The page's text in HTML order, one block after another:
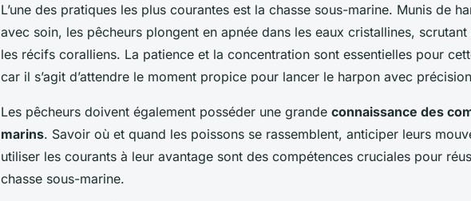
L’une des pratiques les plus courantes est la chasse sous-marine. Munis de
avec soin, les pêcheurs plongent en apnée dans les eaux cristallines,
les récifs coralliens. La patience et la concentration sont essentielles pour
car il s’agit d’attendre le moment propice pour lancer le harpon avec
Les pêcheurs doivent également posséder une grande connaissance des
marins. Savoir où et quand les poissons se rassemblent, anticiper leurs
utiliser les courants à leur avantage sont des compétences cruciales pour
chasse sous-marine.